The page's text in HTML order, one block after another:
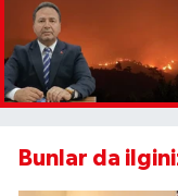
Bunlar da